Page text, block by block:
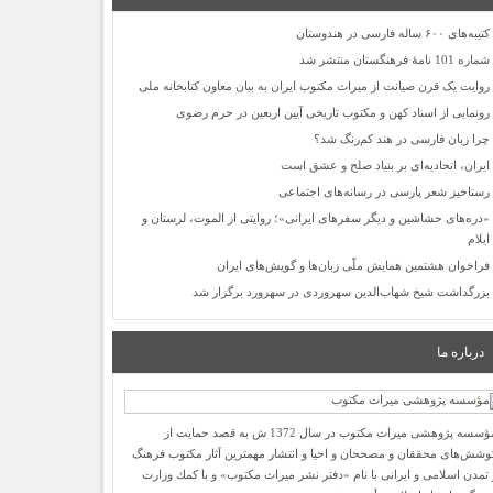
کتیبه‌های ۶۰۰ ساله فارسی در هندوستان
شماره 101 نامۀ فرهنگستان منتشر شد
روایت یک قرن صیانت از میراث مکتوب ایران به بیان معاون کتابخانه ملی
رونمایی از اسناد کهن و مکتوب تاریخی آیین اربعین در حرم رضوی
چرا زبان فارسی در هند کم‌رنگ شد؟
ایران، اتحادیه‌ای بر بنیاد صلح و عشق است
رستاخیز شعر پارسی در رسانه‌های اجتماعی
«دره‌های حشاشین و دیگر سفرهای ایرانی»؛ روایتی از الموت، لرستان و
ایلام
فراخوان هشتمین همایش ملّی زبان‌ها و گویش‌های ایران
بزرگداشت شیخ شهاب‌الدین سهروردی در سهرورد برگزار شد
درباره ما
مؤسسه پژوهشی میراث مكتوب در سال 1372 ش به قصد حمایت از
محققان و مصححان و احیا و انتشار مهمترین آثار مكتوب فرهنگ
تمدن اسلامی و ایرانی با نام «دفتر نشر میراث مكتوب» و با كمك وزارت